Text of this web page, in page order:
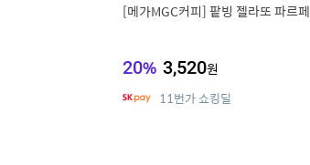
[메가MGC커피] 팥빙 젤라또 파르페
20% 3,520원
11번가 쇼킹딜